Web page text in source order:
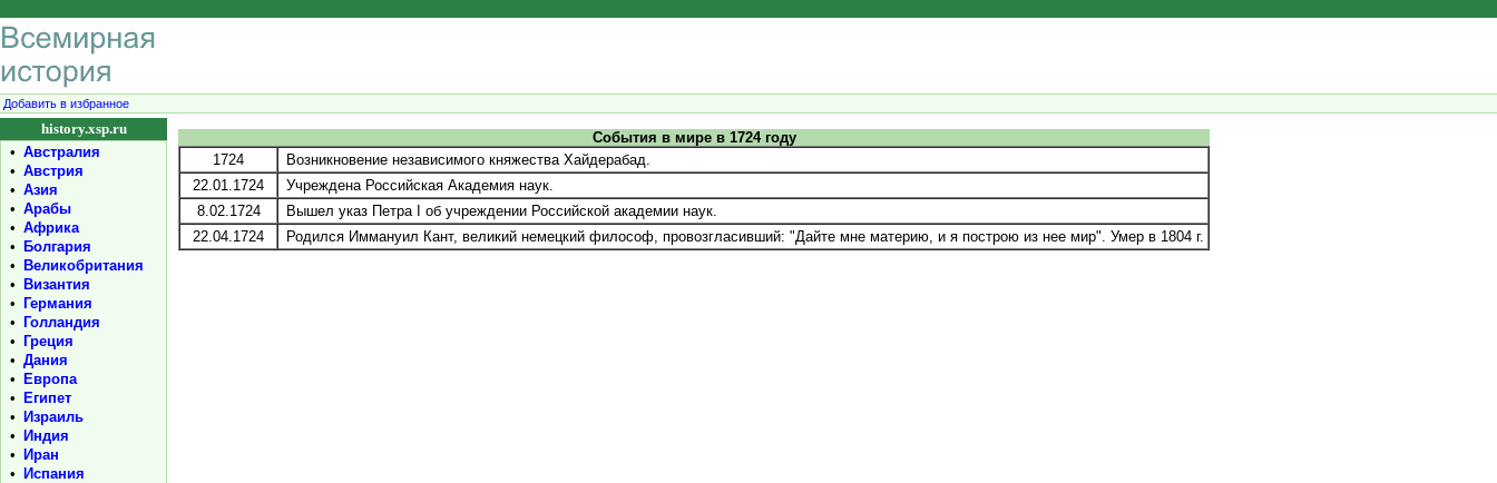
Добавить в избранное
history.xsp.ru
• Австралия
• Австрия
• Азия
• Арабы
• Африка
•
Болгария
•
Великобритания
•
Византия
•
Германия
•
Голландия
•
Греция
• Дания
•
Европа
•
Египет
•
Израиль
•
Индия
•
Иран
•
Испания
События в мире в 1724 году
1724
Возникновение независимого княжества Хайдерабад.
22.01.1724
Учреждена Российская Академия наук.
8.02.1724
Вышел указ Петра I об учреждении Российской академии наук.
22.04.1724
Родился Иммануил Кант, великий немецкий философ, провозгласивший: "Дайте мне материю, и я построю из нее мир". Умер в 1804 г.